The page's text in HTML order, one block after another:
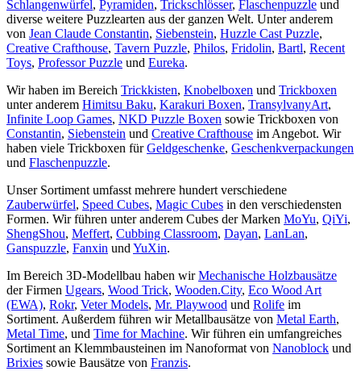
Schlangenwürfel, Pyramiden, Trickschlösser, Flaschenpuzzle und
diverse weitere Puzzlearten aus der ganzen Welt. Unter anderem
von Jean Claude Constantin, Siebenstein, Huzzle Cast Puzzle,
Creative Crafthouse, Tavern Puzzle, Philos, Fridolin, Bartl, Recent
Toys, Professor Puzzle und Eureka.
Wir haben im Bereich Trickkisten, Knobelboxen und Trickboxen
unter anderem Himitsu Baku, Karakuri Boxen, TransylvanyArt,
Infinite Loop Games, NKD Puzzle Boxen sowie Trickboxen von
Constantin, Siebenstein und Creative Crafthouse im Angebot. Wir
haben viele Trickboxen fürGeldgeschenke, Geschenkverpackungen
und Flaschenpuzzle.
Unser Sortiment umfasst mehrere hundert verschiedene
Zauberwürfel, Speed Cubes, Magic Cubes in den verschiedensten
Formen. Wir führen unter anderem Cubes der Marken MoYu, QiYi,
ShengShou, Meffert, Cubbing Classroom, Dayan, LanLan,
Ganspuzzle, Fanxin und YuXin.
Im Bereich 3D-Modellbau haben wirMechanische Holzbausätze
der Firmen Ugears, Wood Trick, Wooden.City, Eco Wood Art
(EWA), Rokr, Veter Models, Mr. Playwood und Rolife im
Sortiment. Außerdem führen wir Metallbausätze von Metal Earth,
Metal Time, und Time for Machine. Wir führen ein umfangreiches
Sortiment an Klemmbausteinen im Nanoformat von Nanoblock und
Brixies sowie Bausätze von Franzis.